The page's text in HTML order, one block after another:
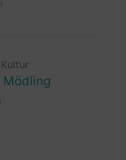
Mödling